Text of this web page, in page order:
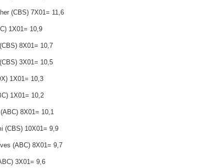
(CBS) 7X01= 11,6
1X01= 10,9
8X01= 10,7
3X01= 10,5
1X01= 10,3
1X01= 10,2
8X01= 10,1
(CBS) 10X01= 9,9
(ABC) 8X01= 9,7
3X01= 9,6